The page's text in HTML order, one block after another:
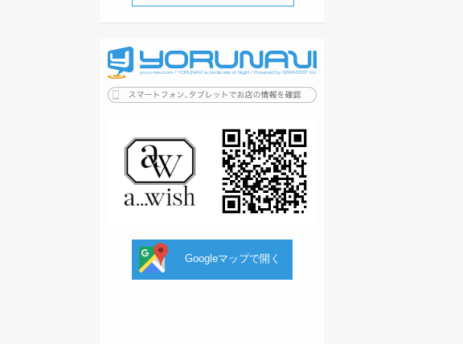
Googleマップで開く